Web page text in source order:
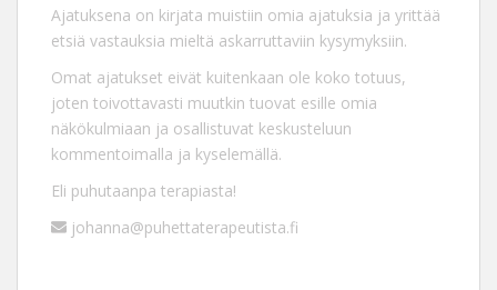
Ajatuksena on kirjata muistiin omia ajatuksia ja yrittää
etsiä vastauksia mieltä askarruttaviin kysymyksiin.
Omat ajatukset eivät kuitenkaan ole koko totuus,
joten toivottavasti muutkin tuovat esille omia
näkökulmiaan ja osallistuvat keskusteluun
kommentoimalla ja kyselemällä.
Eli puhutaanpa terapiasta!
johanna@puhettaterapeutista.fi